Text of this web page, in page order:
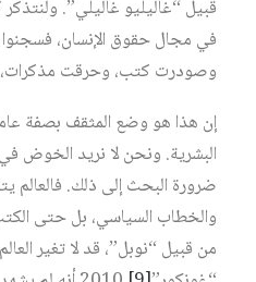
قبيل “غاليليو غاليلي”.
في مجال حقوق الإنسان،
وصودرت كتب، وحرقت
إن هذا هو وضع المثقف بصفة
البشرية. ونحن لا نريد الخوض
ضرورة البحث إلى ذلك. فالعالم
والخطاب السياسي، بل حتى الكتب
من قبيل “نوبل”، قد لا تغير